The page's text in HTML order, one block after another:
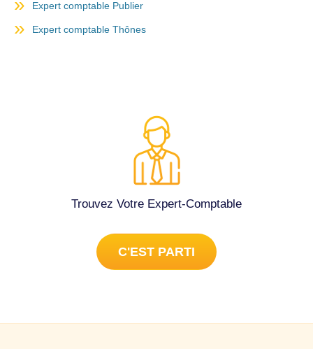
Expert comptable Publier
Expert comptable Thônes
Trouvez Votre Expert-Comptable
C'EST PARTI